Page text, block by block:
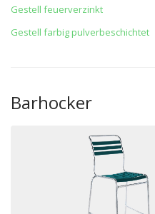
Gestell feuerverzinkt
Gestell farbig pulverbeschichtet
Barhocker